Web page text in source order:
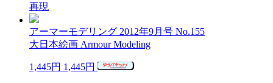
再現
アーマーモデリング 2012年9月号 No.155
大日本絵画 Armour Modeling
1,445円 1,445円